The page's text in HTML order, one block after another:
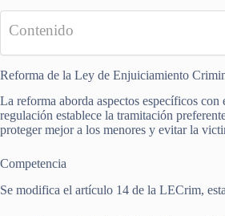
Contenido
Reforma de la Ley de Enjuiciamiento
La reforma aborda aspectos específicos
regulación establece la tramitación
proteger mejor a los menores y evitar la
Competencia
Se modifica el artículo 14 de la LECrim,